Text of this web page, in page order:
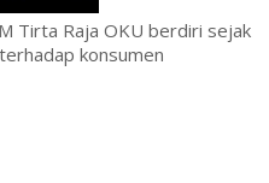
Tirta Raja OKU berdiri sejak
konsumen